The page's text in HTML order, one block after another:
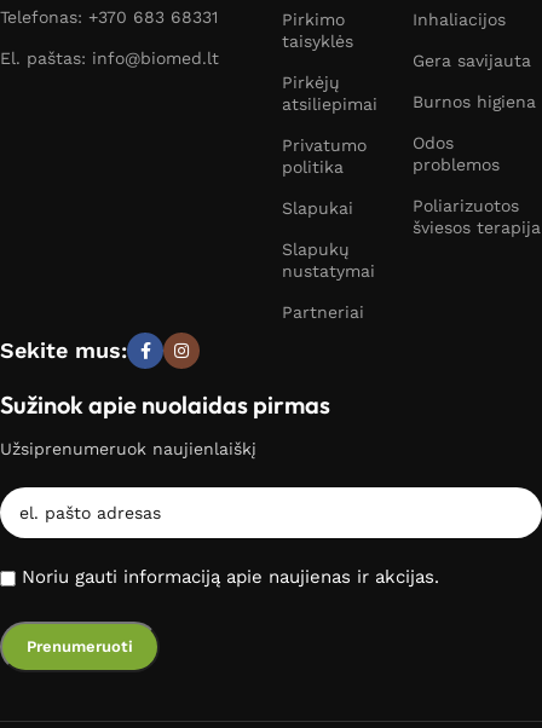
Telefonas: +370 683 68331
El. paštas: info@biomed.lt
Pirkimo
taisyklės
Pirkėjų
atsiliepimai
Privatumo
politika
Slapukai
Slapukų
nustatymai
Partneriai
Inhaliacijos
Gera savijauta
Burnos higiena
Odos
problemos
Poliarizuotos
šviesos terapija
Sekite mus:
Sužinok apie nuolaidas pirmas
Užsiprenumeruok naujienlaiškį
Noriu gauti informaciją apie naujienas ir akcijas.